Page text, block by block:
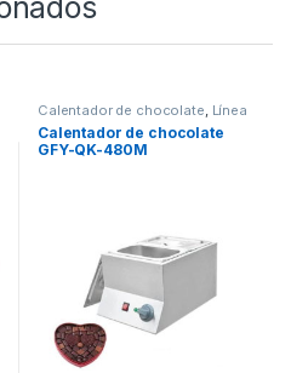
Calentador de chocolate, Línea
Calor
Calentador de chocolate
GFY-QK-480M